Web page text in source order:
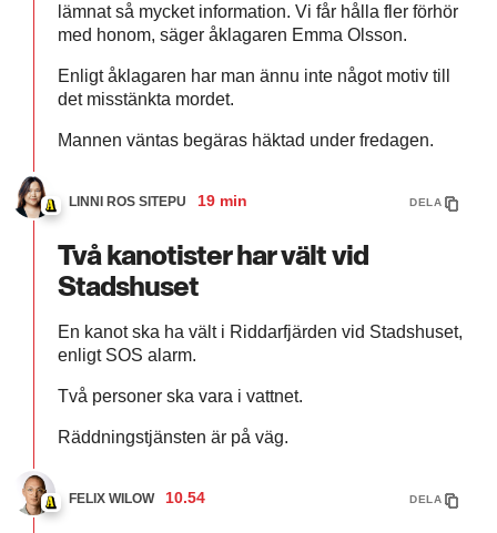
lämnat så mycket information. Vi får hålla fler förhör
med honom, säger åklagaren Emma Olsson.
Enligt åklagaren har man ännu inte något motiv till
det misstänkta mordet.
Mannen väntas begäras häktad under fredagen.
LINNI ROS SITEPU 19 min DELA
Två kanotister har vält vid
Stadshuset
En kanot ska ha vält i Riddarfjärden vid Stadshuset,
enligt SOS alarm.
Två personer ska vara i vattnet.
Räddningstjänsten är på väg.
FELIX WILOW 10.54 DELA